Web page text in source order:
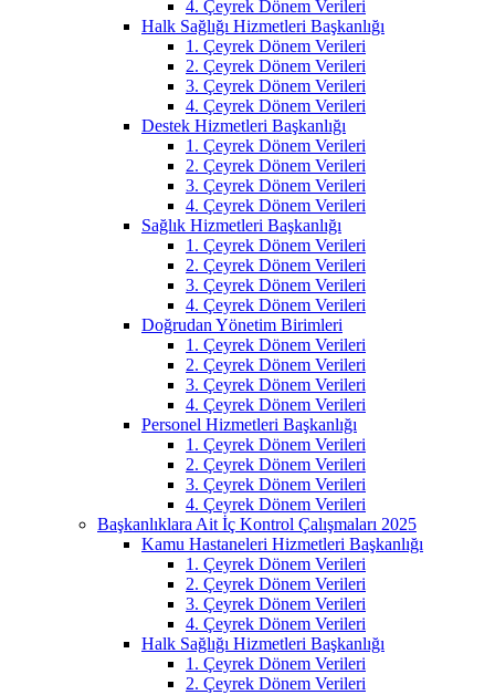
4. Çeyrek Dönem Verileri
Halk Sağlığı Hizmetleri Başkanlığı
1. Çeyrek Dönem Verileri
2. Çeyrek Dönem Verileri
3. Çeyrek Dönem Verileri
4. Çeyrek Dönem Verileri
Destek Hizmetleri Başkanlığı
1. Çeyrek Dönem Verileri
2. Çeyrek Dönem Verileri
3. Çeyrek Dönem Verileri
4. Çeyrek Dönem Verileri
Sağlık Hizmetleri Başkanlığı
1. Çeyrek Dönem Verileri
2. Çeyrek Dönem Verileri
3. Çeyrek Dönem Verileri
4. Çeyrek Dönem Verileri
Doğrudan Yönetim Birimleri
1. Çeyrek Dönem Verileri
2. Çeyrek Dönem Verileri
3. Çeyrek Dönem Verileri
4. Çeyrek Dönem Verileri
Personel Hizmetleri Başkanlığı
1. Çeyrek Dönem Verileri
2. Çeyrek Dönem Verileri
3. Çeyrek Dönem Verileri
4. Çeyrek Dönem Verileri
Başkanlıklara Ait İç Kontrol Çalışmaları 2025
Kamu Hastaneleri Hizmetleri Başkanlığı
1. Çeyrek Dönem Verileri
2. Çeyrek Dönem Verileri
3. Çeyrek Dönem Verileri
4. Çeyrek Dönem Verileri
Halk Sağlığı Hizmetleri Başkanlığı
1. Çeyrek Dönem Verileri
2. Çeyrek Dönem Verileri